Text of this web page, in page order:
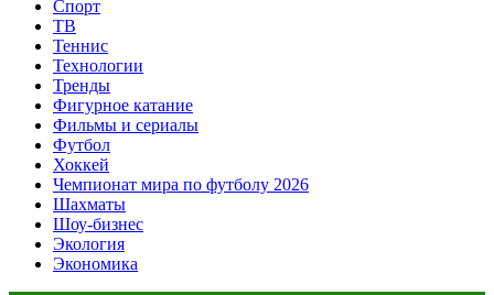
Спорт
ТВ
Теннис
Технологии
Тренды
Фигурное катание
Фильмы и сериалы
Футбол
Хоккей
Чемпионат мира по футболу 2026
Шахматы
Шоу-бизнес
Экология
Экономика